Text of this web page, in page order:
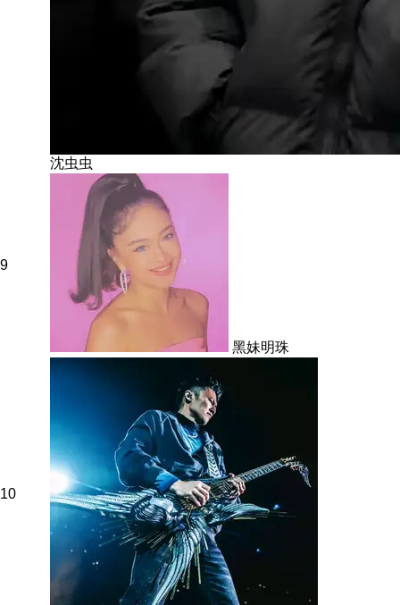
沈虫虫
9
黑妹明珠
10